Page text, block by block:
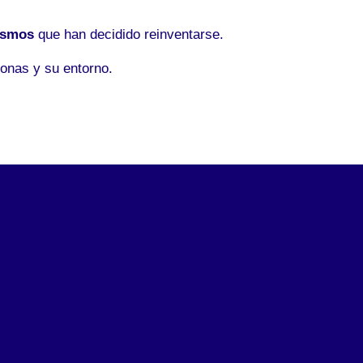
que han decidido reinventarse.
y su entorno.